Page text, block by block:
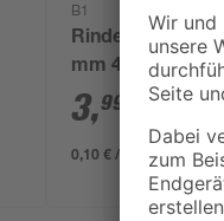
B1
Rindenmulch 0-
mm 40 l
3,99
0,10 € / Liter